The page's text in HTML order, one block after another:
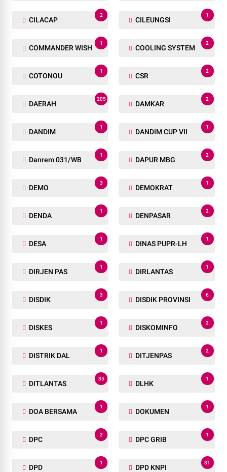
CILACAP
2
CILEUNGSI
1
COMMANDER WISH
1
COOLING SYSTEM
2
COTONOU
1
CSR
2
DAERAH
205
DAMKAR
2
DANDIM
1
DANDIM CUP VII
1
Danrem 031/WB
1
DAPUR MBG
2
DEMO
3
DEMOKRAT
1
DENDA
1
DENPASAR
2
DESA
1
DINAS PUPR-LH
1
DIRJEN PAS
1
DIRLANTAS
1
DISDIK
3
DISDIK PROVINSI
6
DISKES
1
DISKOMINFO
2
DISTRIK DAL
1
DITJENPAS
2
DITLANTAS
35
DLHK
1
DOA BERSAMA
1
DOKUMEN
1
DPC
2
DPC GRIB
1
DPD
1
DPD KNPI
31